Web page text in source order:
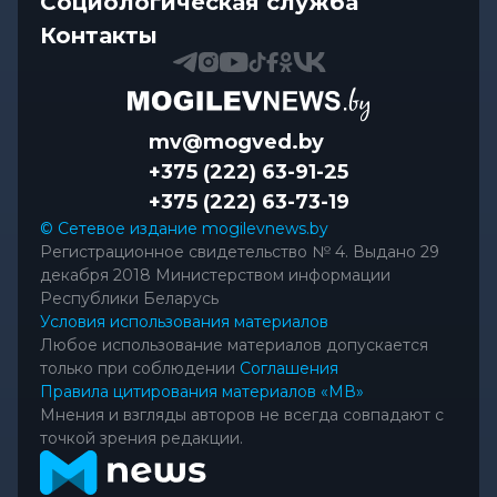
Контакты
mv@mogved.by
+375 (222) 63-91-25
+375 (222) 63-73-19
© Сетевое издание mogilevnews.by
Регистрационное свидетельство № 4. Выдано 29
декабря 2018 Министерством информации
Республики Беларусь
Условия использования материалов
Любое использование материалов допускается
только при соблюдении Соглашения
Правила цитирования материалов «МВ»
Мнения и взгляды авторов не всегда совпадают с
точкой зрения редакции.